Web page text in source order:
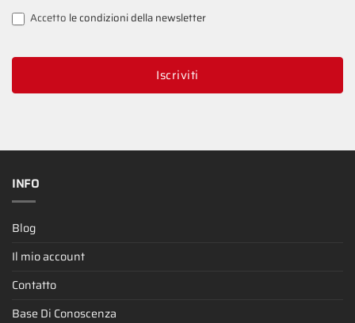
Accetto le condizioni della newsletter
Iscriviti
INFO
Blog
Il mio account
Contatto
Base Di Conoscenza